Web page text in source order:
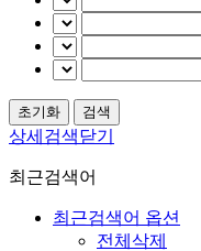
상세검색닫기
최근검색어
최근검색어 옵션
전체삭제